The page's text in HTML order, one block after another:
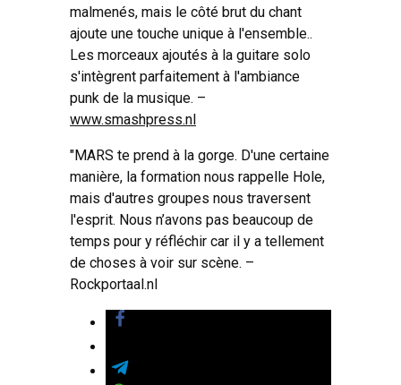
malmenés, mais le côté brut du chant
ajoute une touche unique à l'ensemble..
Les morceaux ajoutés à la guitare solo
s'intègrent parfaitement à l'ambiance
punk de la musique. –
www.smashpress.nl
"MARS te prend à la gorge. D'une certaine
manière, la formation nous rappelle Hole,
mais d'autres groupes nous traversent
l'esprit. Nous n’avons pas beaucoup de
temps pour y réfléchir car il y a tellement
de choses à voir sur scène. –
Rockportaal.nl